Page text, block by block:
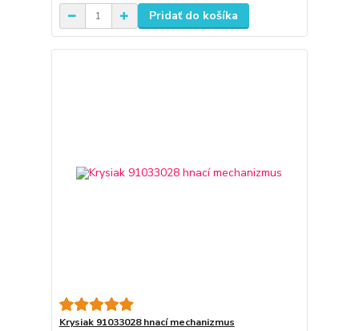
Pridať do košíka
Krysiak 91033028 hnací mechanizmus